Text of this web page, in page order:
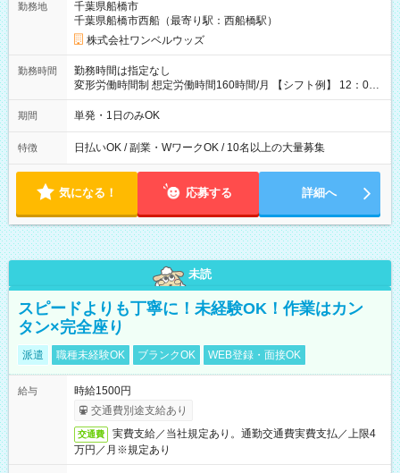
なし
勤務地
千葉県船橋市
千葉県船橋市西船（最寄り駅：西船橋駅）
株式会社ワンベルウッズ
勤務時間
勤務時間は指定なし
変形労働時間制 想定労働時間160時間/月 【シフト例】 12：00
～22：00
期間 単発・1日のみOK
特徴 日払いOK / 副業・WワークOK / 10名以上の大量募集
気になる！ 応募する 詳細へ
未読
スピードよりも丁寧に！未経験OK！作業はカン
タン×完全座り
派遣 職種未経験OK ブランクOK WEB登録・面接OK
給与
時給1500円
交通費別途支給あり
交通費
実費支給／当社規定あり。通勤交通費実費支払／上限4
万円／月※規定あり